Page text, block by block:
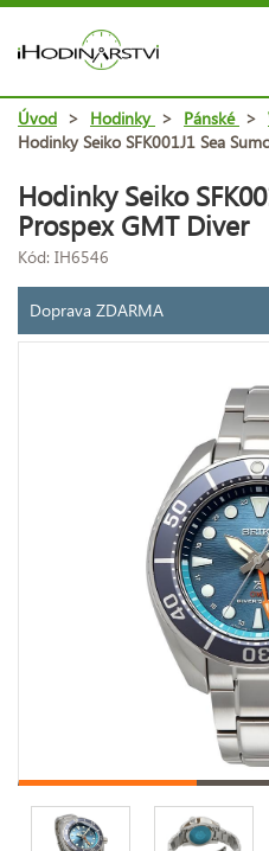
Úvod > Hodinky > Pánské >
Hodinky Seiko SFK001J1 Sea
Hodinky Seiko
Prospex GMT Diver
Kód: IH6546
Doprava ZDARMA